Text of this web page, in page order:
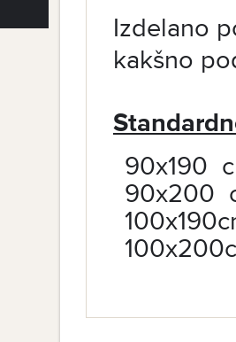
Izdelano
kakšno
90x190
90x200